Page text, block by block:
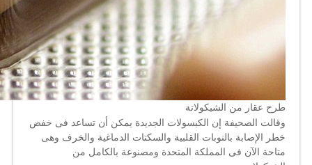
طرح عقار من الشيكولاتة
وقالت الصحيفة إن الكبسولات الجديدة يمكن أن تساعد فى خفض
خطر الإصابة بالنوبات القلبية والسكتات الدماغية والخرف وهى
متاحة الآن فى المملكة المتحدة ومصنوعة بالكامل من